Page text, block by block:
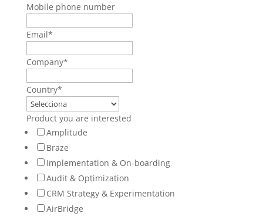
Mobile phone number
Email*
Company*
Country*
Product you are interested
Amplitude
Braze
Implementation & On-boarding
Audit & Optimization
CRM Strategy & Experimentation
AirBridge